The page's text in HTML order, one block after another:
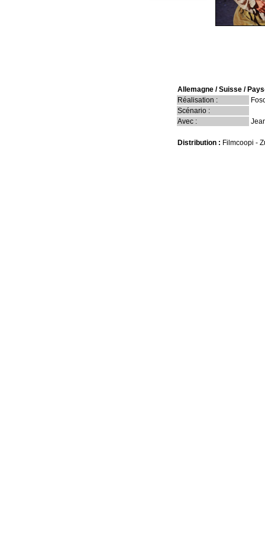
Allemagne / Suisse /
Réalisation :
Scénario :
Avec :
Distribution : Filmcoopi -